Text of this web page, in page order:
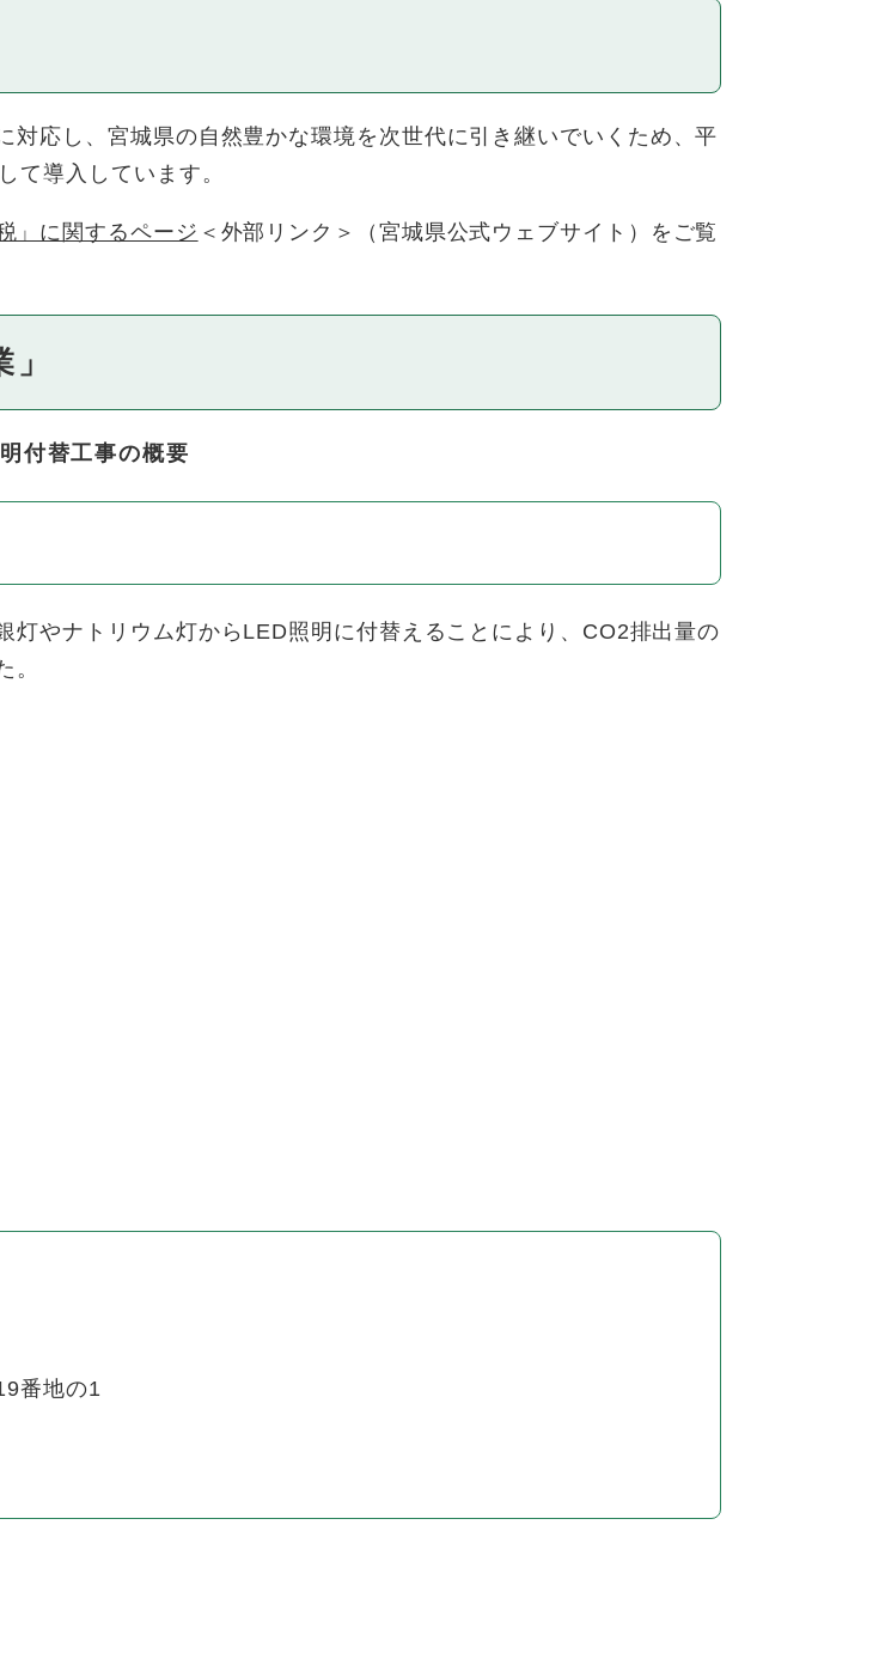
対応し、宮城県の自然豊かな環境を次世代に引き継いでいくため、平
て導入しています。
」に関するページ ＜外部リンク＞
（宮城県公式ウェブサイト）をご覧
付替工事の概要
やナトリウム灯からLED照明に付替えることにより、CO2排出量の
。
番地の1